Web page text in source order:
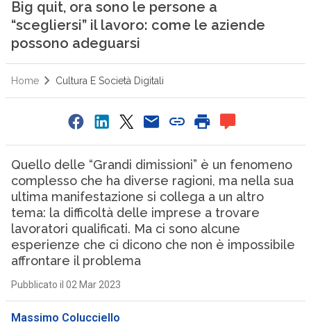
Big quit, ora sono le persone a
“scegliersi” il lavoro: come le aziende
possono adeguarsi
Home Cultura E Società Digitali
Quello delle “Grandi dimissioni” è un fenomeno
complesso che ha diverse ragioni, ma nella sua
ultima manifestazione si collega a un altro
tema: la difficoltà delle imprese a trovare
lavoratori qualificati. Ma ci sono alcune
esperienze che ci dicono che non è impossibile
affrontare il problema
Pubblicato il 02 Mar 2023
Massimo Colucciello